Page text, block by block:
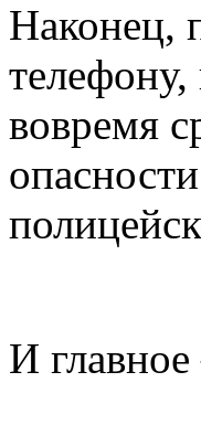
Наконец,
вовремя
И